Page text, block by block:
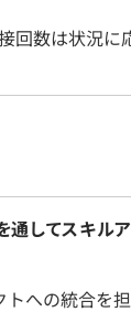
回数は状況に
してスキル
への統合を担